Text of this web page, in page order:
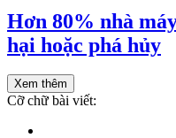
Hơn 80% nhà
hại hoặc phá hủy
Xem thêm
Cỡ chữ bài viết: